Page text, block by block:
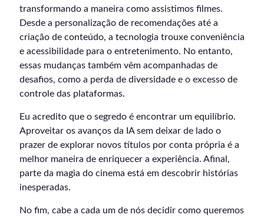
transformando a maneira como assistimos filmes.
Desde a personalização de recomendações até a
criação de conteúdo, a tecnologia trouxe conveniência
e acessibilidade para o entretenimento. No entanto,
essas mudanças também vêm acompanhadas de
desafios, como a perda de diversidade e o excesso de
controle das plataformas.
Eu acredito que o segredo é encontrar um equilíbrio.
Aproveitar os avanços da IA sem deixar de lado o
prazer de explorar novos títulos por conta própria é a
melhor maneira de enriquecer a experiência. Afinal,
parte da magia do cinema está em descobrir histórias
inesperadas.
No fim, cabe a cada um de nós decidir como queremos